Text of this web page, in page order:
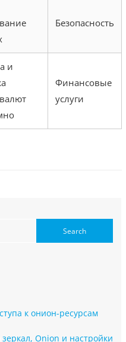
Безопасность
и
Финансовые
услуги
к онион-ресурсам
Onion и настройки